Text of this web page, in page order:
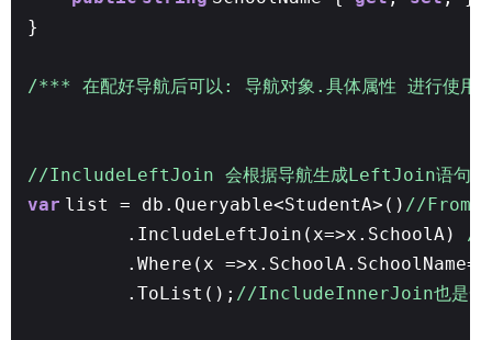
}
/*** 在配好导航后可以: 导航对象.具体属性 进行使
//IncludeLeftJoin 会根据导航生成LeftJoin语
var list = db.Queryable<StudentA>() //From
.IncludeLeftJoin(x=>x.SchoolA)
//
.Where(x =>x.SchoolA.SchoolName==
.ToList(); //IncludeInnerJoin也是一